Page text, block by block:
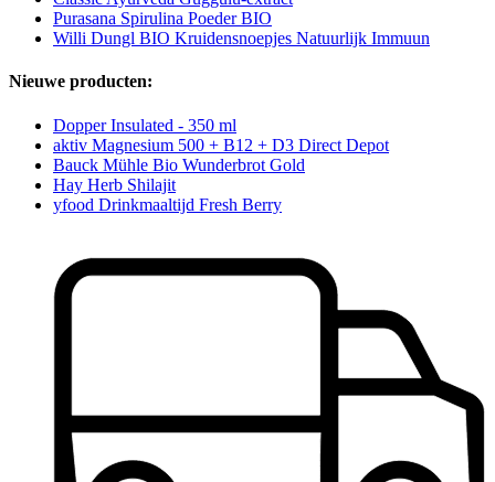
Purasana Spirulina Poeder BIO
Willi Dungl BIO Kruidensnoepjes Natuurlijk Immuun
Nieuwe producten:
Dopper Insulated - 350 ml
aktiv Magnesium 500 + B12 + D3 Direct Depot
Bauck Mühle Bio Wunderbrot Gold
Hay Herb Shilajit
yfood Drinkmaaltijd Fresh Berry